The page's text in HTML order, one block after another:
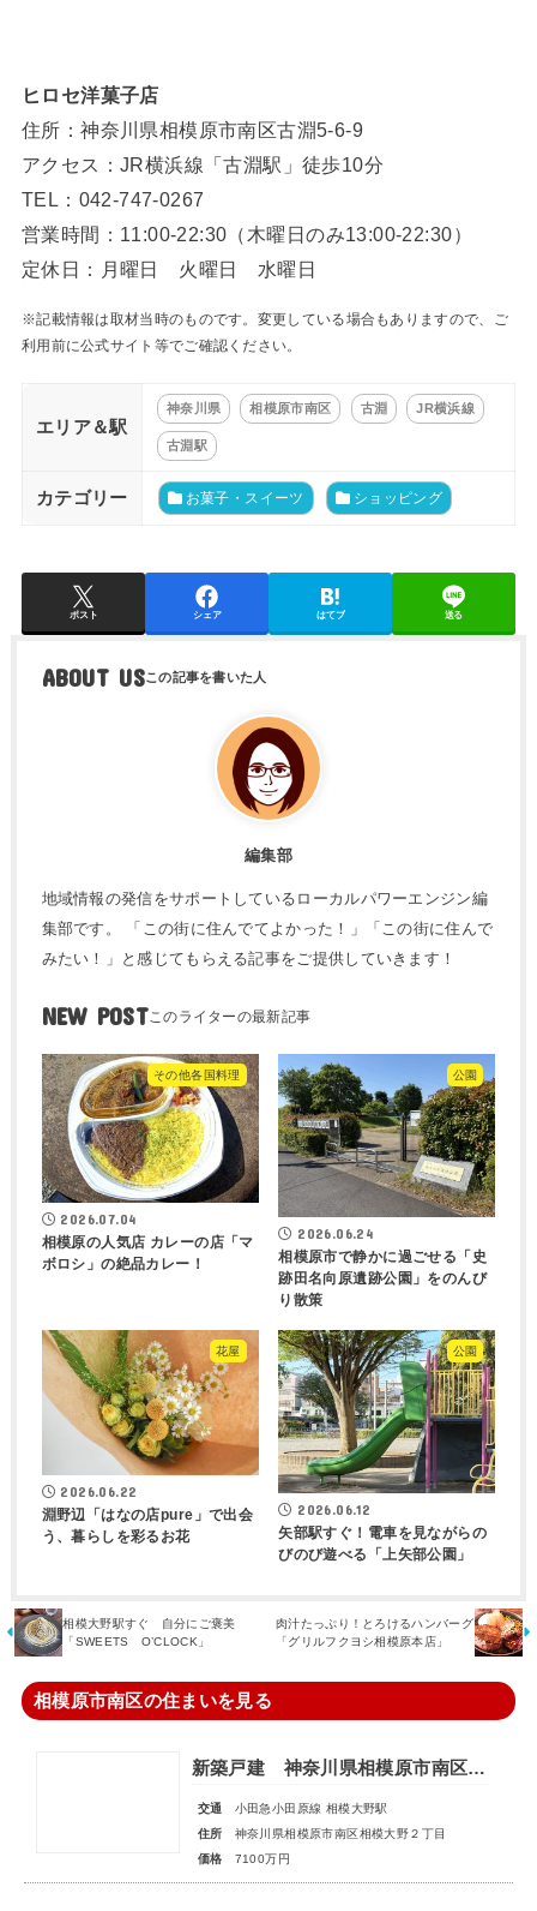
ヒロセ洋菓子店
住所：神奈川県相模原市南区古淵5-6-9
アクセス：JR横浜線「古淵駅」徒歩10分
TEL：042-747-0267
営業時間：11:00-22:30（木曜日のみ13:00-22:30）
定休日：月曜日 火曜日 水曜日
※記載情報は取材当時のものです。変更している場合もありますので、ご
利用前に公式サイト等でご確認ください。
エリア＆駅
神奈川県 相模原市南区 古淵 JR横浜線
古淵駅
カテゴリー お菓子・スイーツ ショッピング
ポスト シェア はてブ 送る
ABOUT US
編集部
地域情報の発信をサポートしているローカルパワーエンジン編
集部です。 「この街に住んでてよかった！」「この街に住んで
みたい！」と感じてもらえる記事をご提供していきます！
NEW POST
その他各国料理
2026.07.04
相模原の人気店 カレーの店「マ
ボロシ」の絶品カレー！
公園
2026.06.24
相模原市で静かに過ごせる「史
跡田名向原遺跡公園」をのんび
り散策
花屋
2026.06.22
淵野辺「はなの店pure」で出会
う、暮らしを彩るお花
公園
2026.06.12
矢部駅すぐ！電車を見ながらの
びのび遊べる「上矢部公園」
相模大野駅すぐ 自分にご褒美
「SWEETS O’CLOCK」
肉汁たっぷり！とろけるハンバーグ
「グリルフクヨシ相模原本店」
相模原市南区の住まいを見る
新築戸建 神奈川県相模原市南区相模大野２丁目
交通
小田急小田原線 相模大野駅
住所
神奈川県相模原市南区相模大野２丁目
価格
7100万円